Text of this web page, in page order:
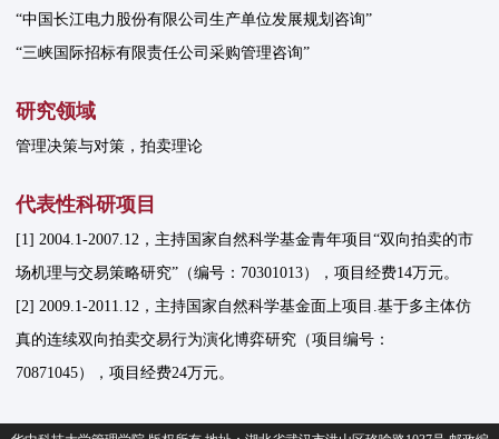
“中国长江电力股份有限公司生产单位发展规划咨询”
“三峡国际招标有限责任公司采购管理咨询”
研究领域
管理决策与对策，拍卖理论
代表性科研项目
[1] 2004.1-2007.12，主持国家自然科学基金青年项目“双向拍卖的市
场机理与交易策略研究”（编号：70301013），项目经费14万元。
[2] 2009.1-2011.12，主持国家自然科学基金面上项目.基于多主体仿
真的连续双向拍卖交易行为演化博弈研究（项目编号：
70871045），项目经费24万元。